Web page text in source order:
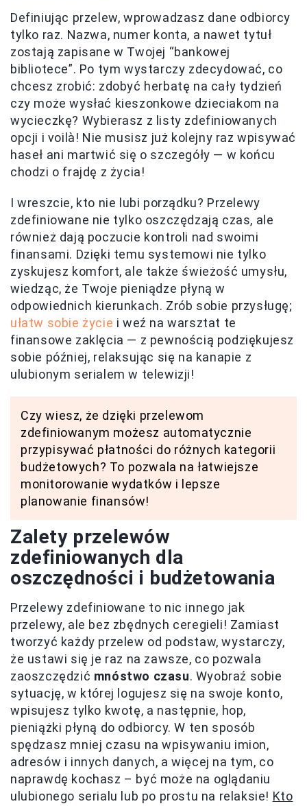
Definiując przelew, wprowadzasz dane odbiorcy
tylko raz. Nazwa, numer konta, a nawet tytuł
zostają zapisane w Twojej “bankowej
bibliotece”. Po tym wystarczy zdecydować, co
chcesz zrobić: zdobyć herbatę na cały tydzień
czy może wysłać kieszonkowe dzieciakom na
wycieczkę? Wybierasz z listy zdefiniowanych
opcji i voilà! Nie musisz już kolejny raz wpisywać
haseł ani martwić się o szczegóły — w końcu
chodzi o frajdę z życia!
I wreszcie, kto nie lubi porządku? Przelewy
zdefiniowane nie tylko oszczędzają czas, ale
również dają poczucie kontroli nad swoimi
finansami. Dzięki temu systemowi nie tylko
zyskujesz komfort, ale także świeżość umysłu,
wiedząc, że Twoje pieniądze płyną w
odpowiednich kierunkach. Zrób sobie przysługę;
ułatw sobie życie i weź na warsztat te
finansowe zaklęcia — z pewnością podziękujesz
sobie później, relaksując się na kanapie z
ulubionym serialem w telewizji!
Czy wiesz, że dzięki przelewom
zdefiniowanym możesz automatycznie
przypisywać płatności do różnych kategorii
budżetowych? To pozwala na łatwiejsze
monitorowanie wydatków i lepsze
planowanie finansów!
Zalety przelewów
zdefiniowanych dla
oszczędności i budżetowania
Przelewy zdefiniowane to nic innego jak
przelewy, ale bez zbędnych ceregieli! Zamiast
tworzyć każdy przelew od podstaw, wystarczy,
że ustawi się je raz na zawsze, co pozwala
zaoszczędzić mnóstwo czasu. Wyobraź sobie
sytuację, w której logujesz się na swoje konto,
wpisujesz tylko kwotę, a następnie, hop,
pieniążki płyną do odbiorcy. W ten sposób
spędzasz mniej czasu na wpisywaniu imion,
adresów i innych danych, a więcej na tym, co
naprawdę kochasz – być może na oglądaniu
ulubionego serialu lub po prostu na relaksie! Kto